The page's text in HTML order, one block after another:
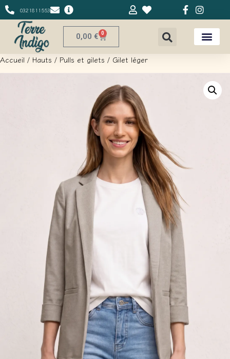
0321811553
0,00 € 0
Accueil / Hauts / Pulls et gilets / Gilet léger